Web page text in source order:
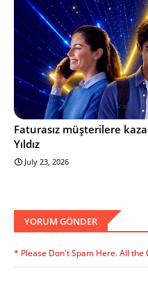
Faturasız müşterilere
Yıldız
July 23, 2026
YORUM GÖNDER
* Please Don't Spam Here. All the